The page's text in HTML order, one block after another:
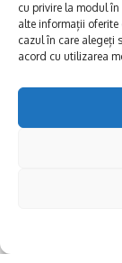
cu privire la modul
alte informații oferite
cazul în care alegeți
acord cu utilizarea
E xplorăm
Explorăm valorile
Deltă, Litoral, cele
biserici și
FRUMOASE